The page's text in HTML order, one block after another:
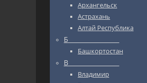
Архангельск
Астрахань
Алтай Республика
Б_________________
Башкортостан
В_________________
Владимир